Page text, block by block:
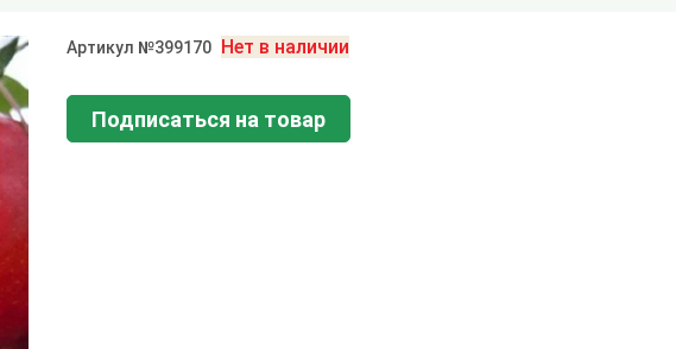
Артикул №399170 Нет в наличии
Подписаться на товар